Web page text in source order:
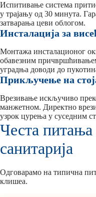
Испитивање система
у трајању од 30 минута.
затварања цеви облогом.
Инсталација за
Монтажа инсталационог
обавезним
уградња доводи до
Прикључење на
Врезивање искључиво
манжетном. Директно
узрок цурења у суседним
Честа
санитарија
Одговарамо на типична
клишеа.